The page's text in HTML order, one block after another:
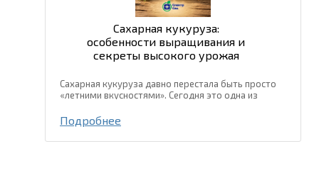
Сахарная кукуруза:
особенности выращивания и
секреты высокого урожая
Сахарная кукуруза давно перестала быть просто
«летними вкусностями». Сегодня это одна из
приусадебных участках, фермерских хозяйствах и
даже в промышленных...
Подробнее